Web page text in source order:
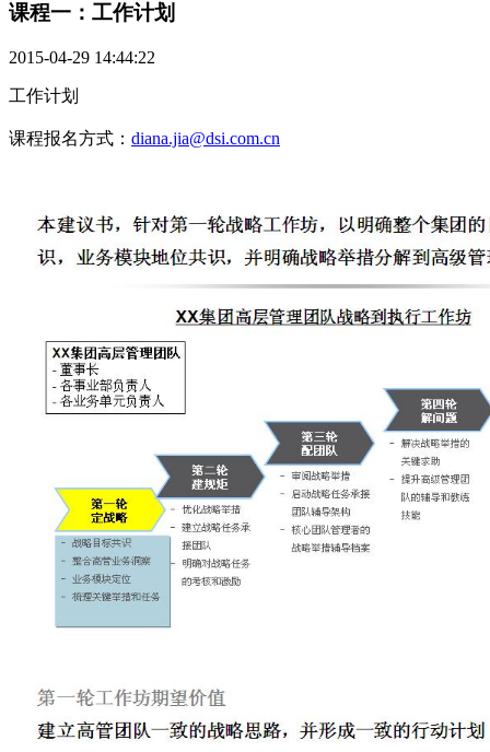
课程一：工作计划
2015-04-29 14:44:22
工作计划
课程报名方式： diana.jia@dsi.com.cn